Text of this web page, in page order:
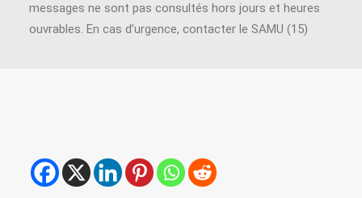
messages ne sont pas consultés hors jours et heures
ouvrables. En cas d’urgence, contacter le SAMU (15)